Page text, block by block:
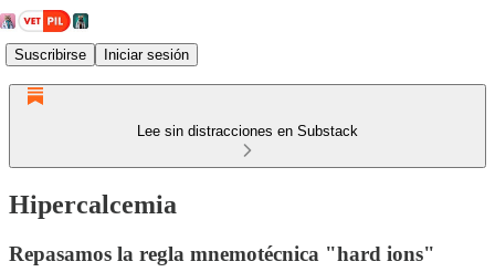
Suscribirse Iniciar sesión
Lee sin distracciones en Substack
Hipercalcemia
Repasamos la regla mnemotécnica "hard ions"